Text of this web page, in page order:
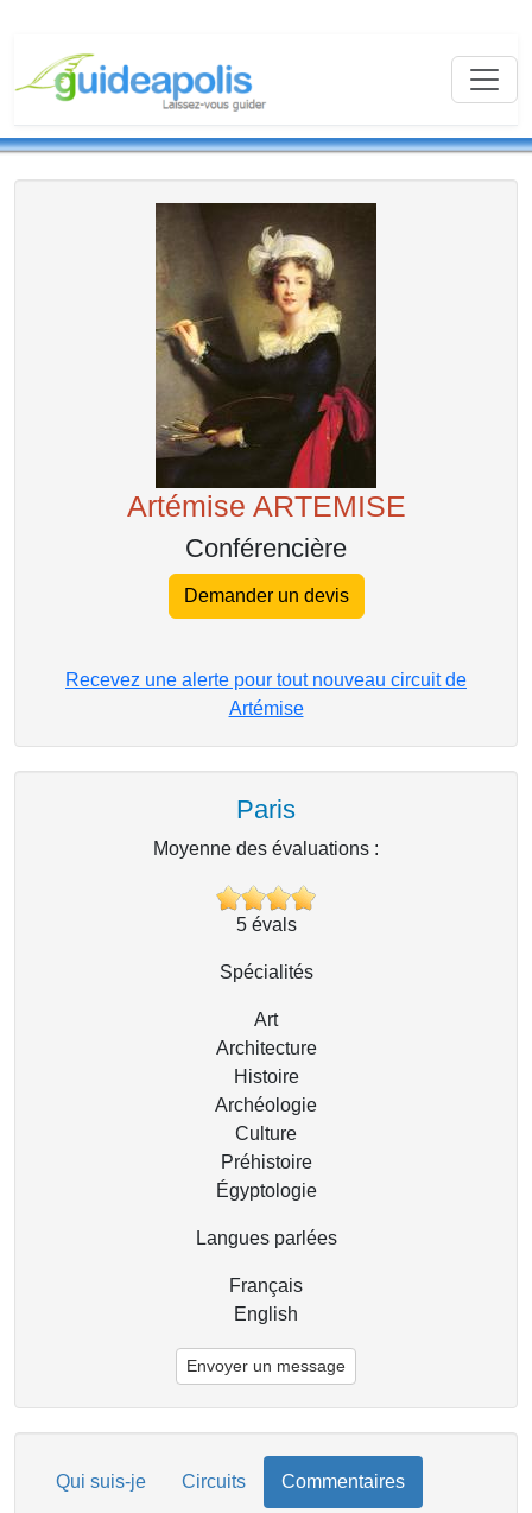
Artémise ARTEMISE
Conférencière
Demander un devis
Recevez une alerte pour tout nouveau circuit de
Artémise
Paris
Moyenne des évaluations :
5évals
Spécialités
Art
Architecture
Histoire
Archéologie
Culture
Préhistoire
Égyptologie
Langues parlées
Français
English
Envoyer un message
Qui suis-je Circuits Commentaires